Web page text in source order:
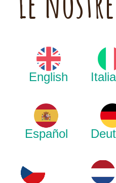
English
Español